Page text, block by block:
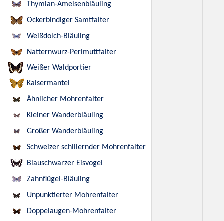
Thymian-Ameisenbläuling
Ockerbindiger Samtfalter
Weißdolch-Bläuling
Natternwurz-Perlmuttfalter
Weißer Waldportier
Kaisermantel
Ähnlicher Mohrenfalter
Kleiner Wanderbläuling
Großer Wanderbläuling
Schweizer schillernder Mohrenfalter
Blauschwarzer Eisvogel
Zahnflügel-Bläuling
Unpunktierter Mohrenfalter
Doppelaugen-Mohrenfalter